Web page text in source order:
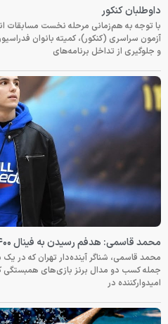
داوطلبان کنکور
با توجه به هم‌زمانی مرحله نخست مسابقات
آزمون سراسری (کنکور)، کمیته بانوان
و جلوگیری از تداخل برنامه‌های
محمد قاسمی: هدفم رسیدن به فینال ۴۰۰ متر بازی‌های آسیایی ناگویاست
محمد قاسمی، شناگر آینده‌دار تهران که در یک
جمله کسب دو مدال برنز بازی‌های همبستگی
امیدوارکننده در